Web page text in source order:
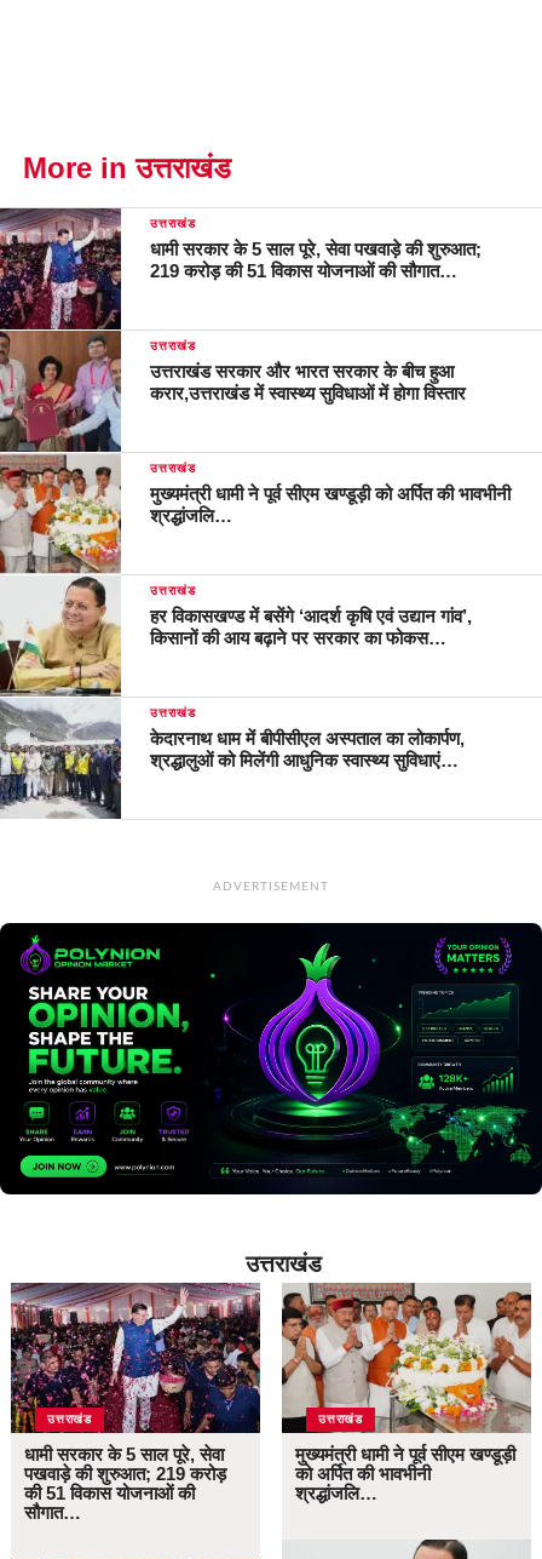
More in उत्तराखंड
उत्तराखंड
धामी सरकार के 5 साल पूरे, सेवा पखवाड़े की शुरुआत;
219 करोड़ की 51 विकास योजनाओं की सौगात…
उत्तराखंड
उत्तराखंड सरकार और भारत सरकार के बीच हुआ
करार,उत्तराखंड में स्वास्थ्य सुविधाओं में होगा विस्तार
उत्तराखंड
मुख्यमंत्री धामी ने पूर्व सीएम खण्डूड़ी को अर्पित की भावभीनी
श्रद्धांजलि…
उत्तराखंड
हर विकासखण्ड में बसेंगे ‘आदर्श कृषि एवं उद्यान गांव’,
किसानों की आय बढ़ाने पर सरकार का फोकस…
उत्तराखंड
केदारनाथ धाम में बीपीसीएल अस्पताल का लोकार्पण,
श्रद्धालुओं को मिलेंगी आधुनिक स्वास्थ्य सुविधाएं…
ADVERTISEMENT
उत्तराखंड
उत्तराखंड
धामी सरकार के 5 साल पूरे, सेवा
पखवाड़े की शुरुआत; 219 करोड़
की 51 विकास योजनाओं की
सौगात…
उत्तराखंड
मुख्यमंत्री धामी ने पूर्व सीएम खण्डूड़ी
को अर्पित की भावभीनी
श्रद्धांजलि…